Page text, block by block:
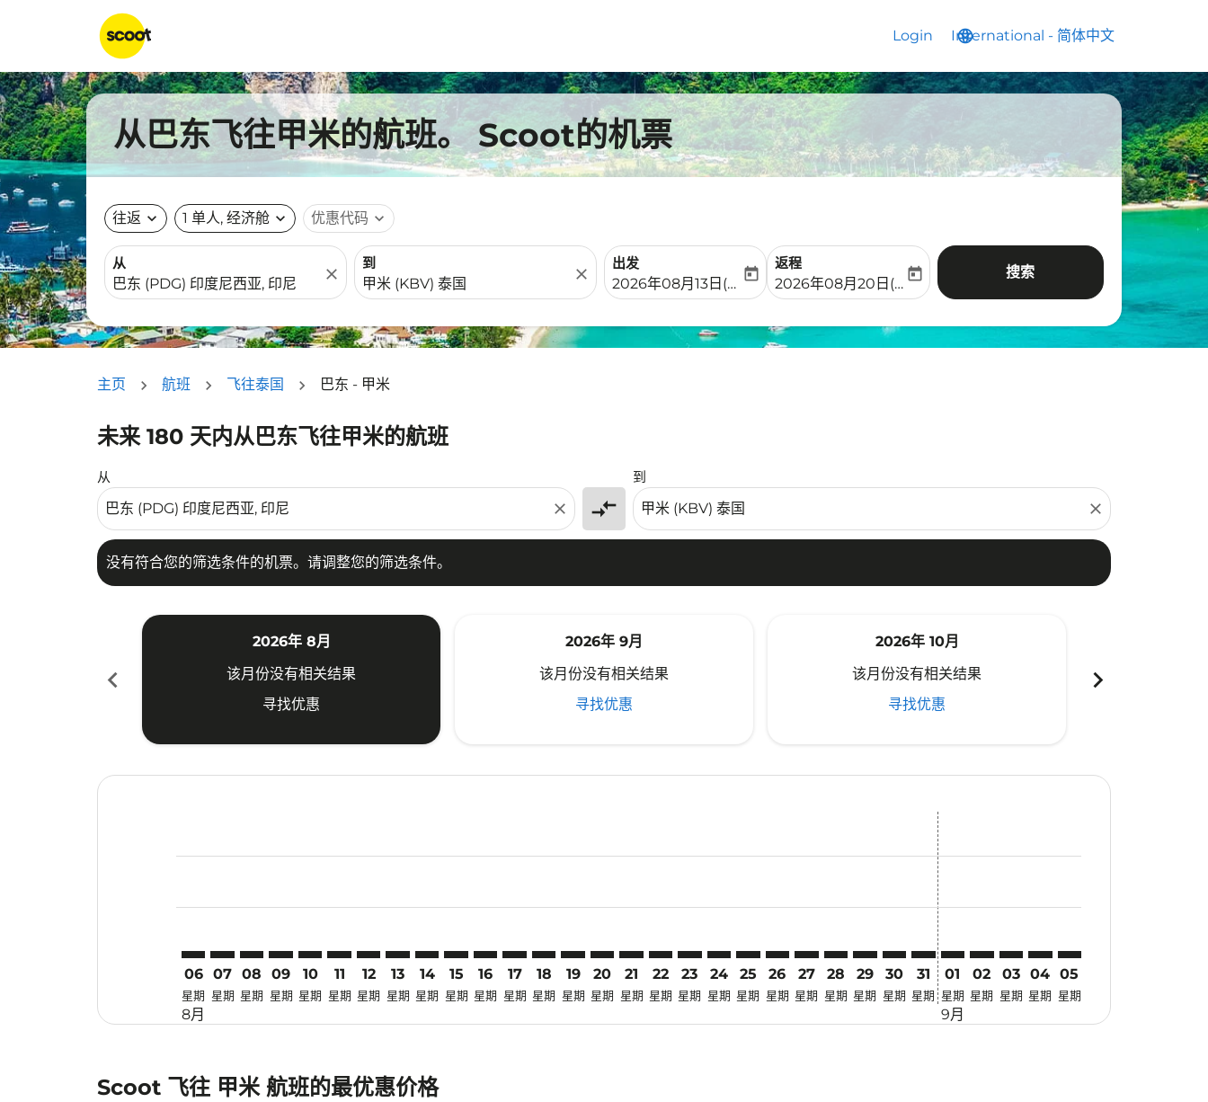
Login language
International - 简体中文
keyboard_arrow_down
从巴东飞往甲米的航班。 Scoot的机票
往返 expand_more 1 单人, 经济舱 expand_more 优惠代码 expand_more
从
close
到
close
出发
fc-booking-departure-date-aria-label
2026年08月13日(周四)
today
返程
fc-booking-return-date-aria-label
2026年08月20日(周四)
today 搜索
主页 航班 飞往泰国 巴东 - 甲米
未来 180 天内从巴东飞往甲米的航班
从
close compare_arrows
到
close
没有符合您的筛选条件的机票。请调整您的筛选条件。
没有符合您的筛选条件的机票。请调整您的筛选条件。
chevron_left
2026年 8月
该月份没有相关结果
寻找优惠
2026年 9月
该月份没有相关结果
寻找优惠
2026年 10月
该月份没有相关结果
寻找优惠
chevron_right
06
星期
8月
07
星期
08
星期
09
星期
10
星期
11
星期
12
星期
13
星期
14
星期
15
星期
16
星期
17
星期
18
星期
19
星期
20
星期
21
星期
PDG–KBV: cmp-view-offers-disclaimer. 寻找优惠
22
星期
PDG–KBV: cmp-view-offers-disclaimer. 寻找优惠
23
星期
PDG–KBV: cmp-view-offers-disclaimer. 寻找优惠
24
星期
PDG–KBV: cmp-view-offers-disclaimer. 寻找优惠
25
星期
PDG–KBV: cmp-view-offers-disclaimer. 寻找优惠
26
星期
PDG–KBV: cmp-view-offers-disclaimer. 寻找优惠
27
星期
PDG–KBV: cmp-view-offers-disclaimer. 寻找优惠
28
星期
PDG–KBV: cmp-view-offers-disclaimer. 寻找优惠
29
星期
PDG–KBV: cmp-view-offers-disclaimer. 寻找优惠
30
星期
PDG–KBV: cmp-view-offers-disclaimer. 寻找
31
星期
01
星期
9月
02
星期
03
星期
04
星期
05
星期
Scoot 飞往 甲米 航班的最优惠价格